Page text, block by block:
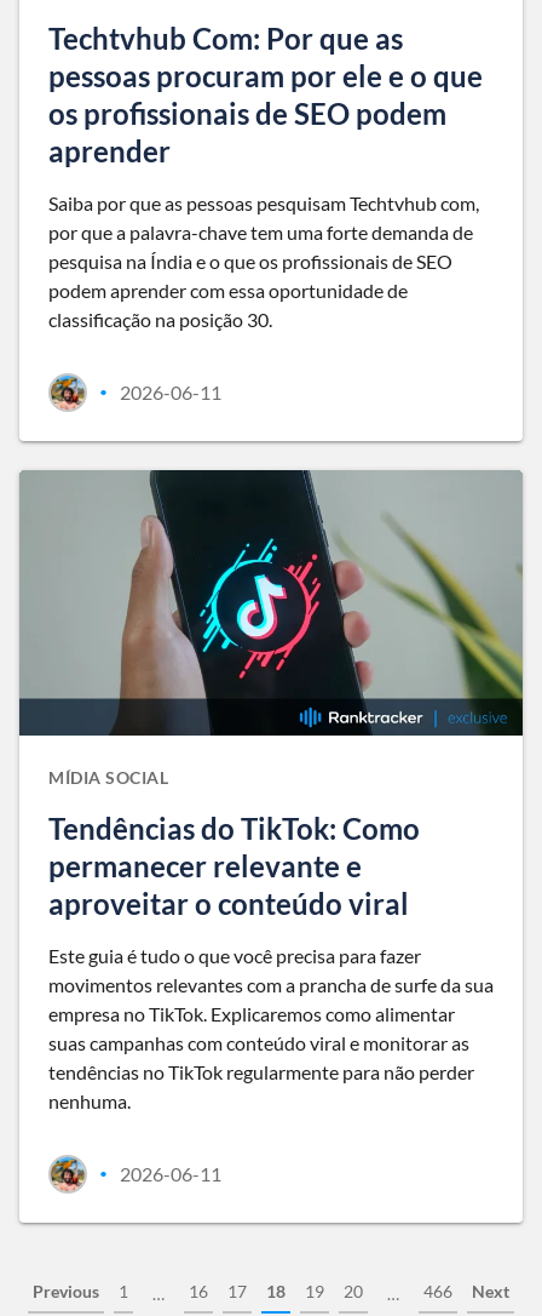
Techtvhub Com: Por que as
pessoas procuram por ele e o que
os profissionais de SEO podem
aprender
Saiba por que as pessoas pesquisam Techtvhub com,
por que a palavra-chave tem uma forte demanda de
pesquisa na Índia e o que os profissionais de SEO
podem aprender com essa oportunidade de
classificação na posição 30.
• 2026-06-11
MÍDIA SOCIAL
Tendências do TikTok: Como
permanecer relevante e
aproveitar o conteúdo viral
Este guia é tudo o que você precisa para fazer
movimentos relevantes com a prancha de surfe da sua
empresa no TikTok. Explicaremos como alimentar
suas campanhas com conteúdo viral e monitorar as
tendências no TikTok regularmente para não perder
nenhuma.
• 2026-06-11
Previous 1 … 16 17 18 19 20 … 466 Next